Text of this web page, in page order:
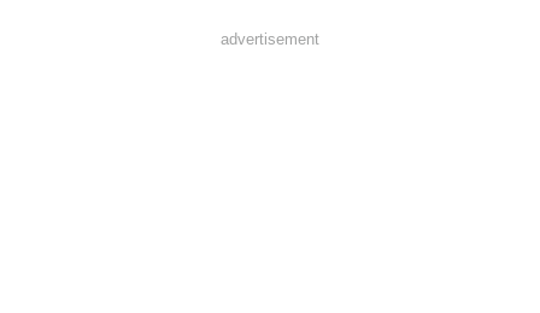
advertisement